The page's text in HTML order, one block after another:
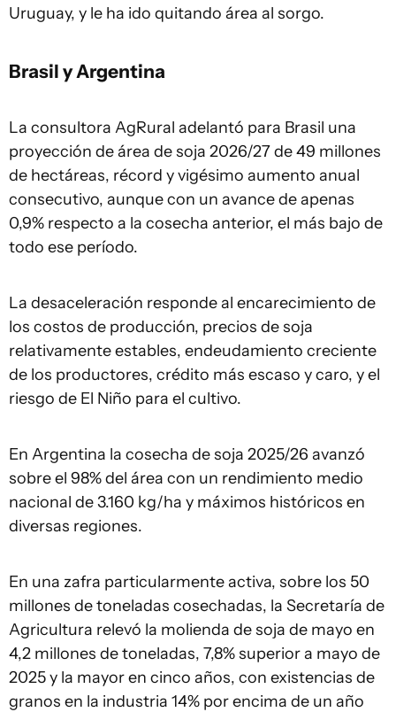
Uruguay, y le ha ido quitando área al sorgo.
Brasil y Argentina
La consultora AgRural adelantó para Brasil una
proyección de área de soja 2026/27 de 49 millones
de hectáreas, récord y vigésimo aumento anual
consecutivo, aunque con un avance de apenas
0,9% respecto a la cosecha anterior, el más bajo de
todo ese período.
La desaceleración responde al encarecimiento de
los costos de producción, precios de soja
relativamente estables, endeudamiento creciente
de los productores, crédito más escaso y caro, y el
riesgo de El Niño para el cultivo.
En Argentina la cosecha de soja 2025/26 avanzó
sobre el 98% del área con un rendimiento medio
nacional de 3.160 kg/ha y máximos históricos en
diversas regiones.
En una zafra particularmente activa, sobre los 50
millones de toneladas cosechadas, la Secretaría de
Agricultura relevó la molienda de soja de mayo en
4,2 millones de toneladas, 7,8% superior a mayo de
2025 y la mayor en cinco años, con existencias de
granos en la industria 14% por encima de un año